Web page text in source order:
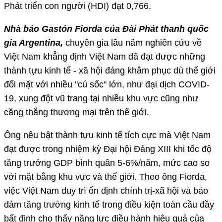
Phát triển con người (HDI) đạt 0,766.
Nhà báo Gastón Fiorda của Đài Phát thanh quốc
gia Argentina, chuyên gia lâu năm nghiên cứu về
Việt Nam khẳng định Việt Nam đã đạt được những
thành tựu kinh tế - xã hội đáng khâm phục dù thế giới
đối mặt với nhiều "cú sốc" lớn, như đại dịch COVID-
19, xung đột vũ trang tại nhiều khu vực cũng như
căng thẳng thương mại trên thế giới.
Ông nêu bật thành tựu kinh tế tích cực mà Việt Nam
đạt được trong nhiệm kỳ Đại hội Đảng XIII khi tốc độ
tăng trưởng GDP bình quân 5-6%/năm, mức cao so
với mặt bằng khu vực và thế giới. Theo ông Fiorda,
việc Việt Nam duy trì ổn định chính trị-xã hội và bảo
đảm tăng trưởng kinh tế trong điều kiện toàn cầu đầy
bất định cho thấy năng lực điều hành hiệu quả của